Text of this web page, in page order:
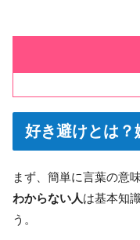
好き避けとは？
まず、簡単に言葉の意
わからない人は基本知
う。